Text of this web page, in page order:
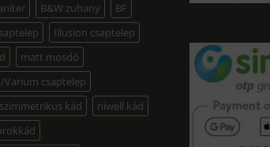
B&W zuhany
BF
Illusion csaptelep
matt mosdó
csaptelep
kád
niwell kád